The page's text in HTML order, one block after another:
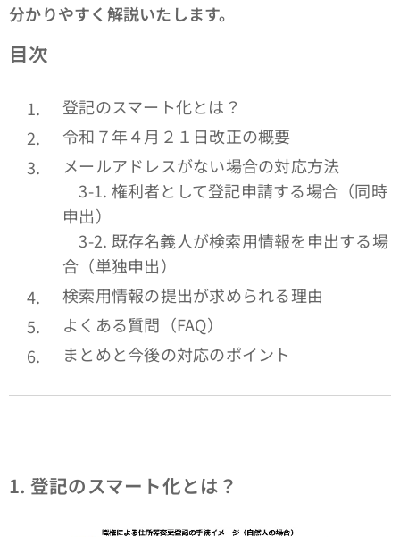
分かりやすく解説いたします。
目次
登記のスマート化とは？
令和７年４月２１日改正の概要
メールアドレスがない場合の対応方法
3-1. 権利者として登記申請する場合（同時
申出）
3-2. 既存名義人が検索用情報を申出する場
合（単独申出）
検索用情報の提出が求められる理由
よくある質問（FAQ）
まとめと今後の対応のポイント
1. 登記のスマート化とは？